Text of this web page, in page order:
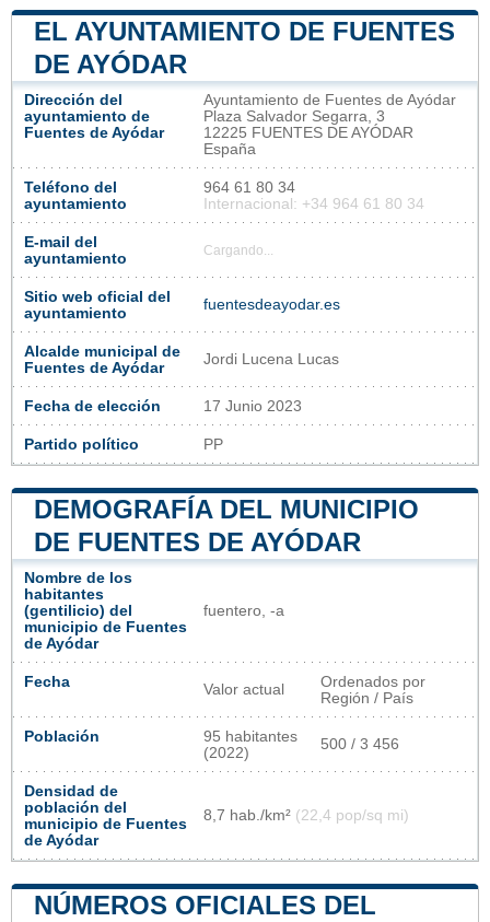
EL AYUNTAMIENTO DE FUENTES
DE AYÓDAR
Dirección del
ayuntamiento de
Fuentes de Ayódar
Ayuntamiento de Fuentes de Ayódar
Plaza Salvador Segarra, 3
12225 FUENTES DE AYÓDAR
España
Teléfono del
ayuntamiento
964 61 80 34
Internacional: +34 964 61 80 34
E-mail del
ayuntamiento
Cargando...
Sitio web oficial del
ayuntamiento
fuentesdeayodar.es
Alcalde municipal de
Fuentes de Ayódar
Jordi Lucena Lucas
Fecha de elección 17 Junio 2023
Partido político PP
DEMOGRAFÍA DEL MUNICIPIO
DE FUENTES DE AYÓDAR
Nombre de los
habitantes
(gentilicio) del
municipio de Fuentes
de Ayódar
fuentero, -a
Fecha Valor actual
Ordenados por
Región / País
Población
95 habitantes
(2022)
500 / 3 456
Densidad de
población del
municipio de Fuentes
de Ayódar
8,7 hab./km² (22,4 pop/sq mi)
NÚMEROS OFICIALES DEL